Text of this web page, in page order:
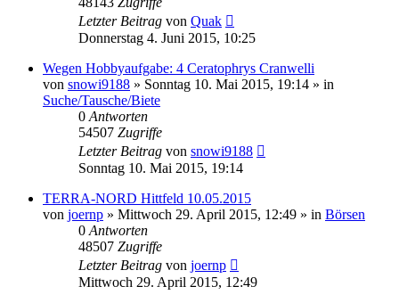
Letzter Beitrag von Quak
Donnerstag 4. Juni 2015, 10:25
Wegen Hobbyaufgabe: 4 Ceratophrys Cranwelli
von snowi9188 » Sonntag 10. Mai 2015, 19:14 » in
Suche/Tausche/Biete
0 Antworten
54507 Zugriffe
Letzter Beitrag von snowi9188
Sonntag 10. Mai 2015, 19:14
TERRA-NORD Hittfeld 10.05.2015
von joernp » Mittwoch 29. April 2015, 12:49 » in Börsen
0 Antworten
48507 Zugriffe
Letzter Beitrag von joernp
Mittwoch 29. April 2015, 12:49